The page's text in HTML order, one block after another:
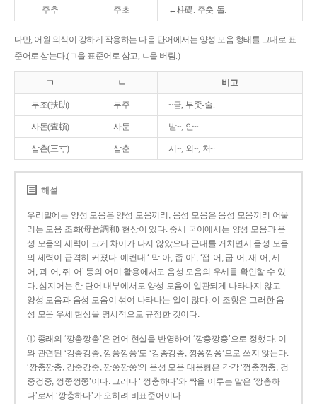
주추 주초 ←柱礎. 주춧-돌.
다만, 어원 의식이 강하게 작용하는 다음 단어에서는 양성 모음 형태를 그대로 표
준어로 삼는다.(ㄱ을 표준어로 삼고, ㄴ을 버림.)
ㄱ ㄴ 비고
부조(扶助) 부주 ~금, 부좃-술.
사돈(査頓) 사둔 밭~, 안~.
삼촌(三寸) 삼춘 시~, 외~, 처~.
해설
우리말에는 양성 모음은 양성 모음끼리, 음성 모음은 음성 모음끼리 어울
리는 모음 조화(母音調和) 현상이 있다. 중세 국어에서는 양성 모음과 음
성 모음의 세력이 크게 차이가 나지 않았으나 근대를 거치면서 음성 모음
의 세력이 급격히 커졌다. 예컨대 ‘ 막-아, 좁-아’, ‘접-어, 굽-어, 재-어, 세-
어, 괴-어, 쥐-어’ 등의 어미 활용에서도 음성 모음의 우세를 확인할 수 있
다. 심지어는 한 단어 내부에서도 양성 모음이 일관되게 나타나지 않고
양성 모음과 음성 모음이 섞여 나타나는 일이 많다. 이 조항은 그러한 음
성 모음 우세 현상을 명시적으로 규정한 것이다.
① 종래의 ‘깡총깡총’은 언어 현실을 반영하여 ‘깡충깡충’으로 정했다. 이
와 관련된 ‘강중강중, 깡쭝깡쭝’도 ‘강종강종, 깡쫑깡쫑’으로 쓰지 않는다.
‘깡충깡충, 강중강중, 깡쭝깡쭝’의 음성 모음 대응형은 각각 ‘껑충껑충, 겅
중겅중, 껑쭝껑쭝’이다. 그러나 ‘ 껑충하다’와 짝을 이루는 말은 ‘깡총하
다’로서 ‘깡충하다’가 오히려 비표준어이다.